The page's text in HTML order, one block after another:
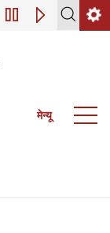
डिजिटल परिवर्तन
मेन्यू